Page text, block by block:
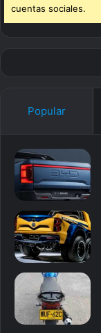
cuentas sociales.
Popular